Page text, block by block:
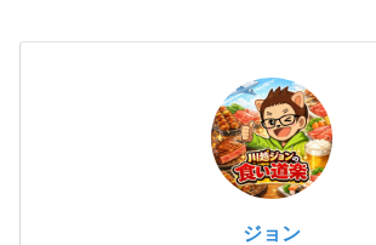
ジョン